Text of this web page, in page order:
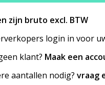
zijn bruto excl. BTW
login in voor
klant? Maak een
aantallen nodig? vraag